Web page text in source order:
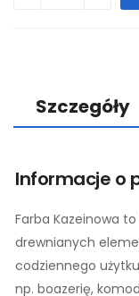
Szczegóły
Informacje o
Farba Kazeinowa
drewnianych
codziennego
np. boazerię,